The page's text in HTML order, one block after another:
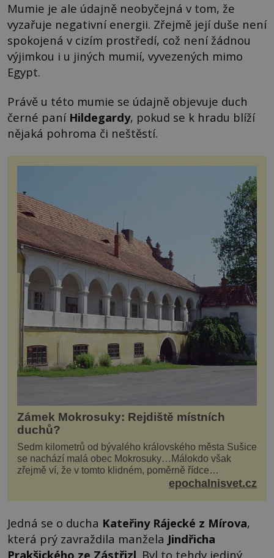
Mumie je ale údajně neobyčejná v tom, že
vyzařuje negativní energii. Zřejmě její duše není
spokojená v cizím prostředí, což není žádnou
výjimkou i u jiných mumií, vyvezených mimo
Egypt.
Právě u této mumie se údajně objevuje duch
černé paní Hildegardy, pokud se k hradu blíží
nějaká pohroma či neštěstí.
Zámek Mokrosuky: Rejdiště místních
duchů?
Sedm kilometrů od bývalého královského města Sušice
se nachází malá obec Mokrosuky…Málokdo však
zřejmě ví, že v tomto klidném, poměrně řídce
navštěvovaném koutu vesnické Šumavy se nachází
epochalnisvet.cz
Jedná se o ducha Kateřiny Rájecké z Mírova,
která prý zavraždila manžela Jindřicha
Prakšického ze Zástřizl . Byl to tehdy jediný